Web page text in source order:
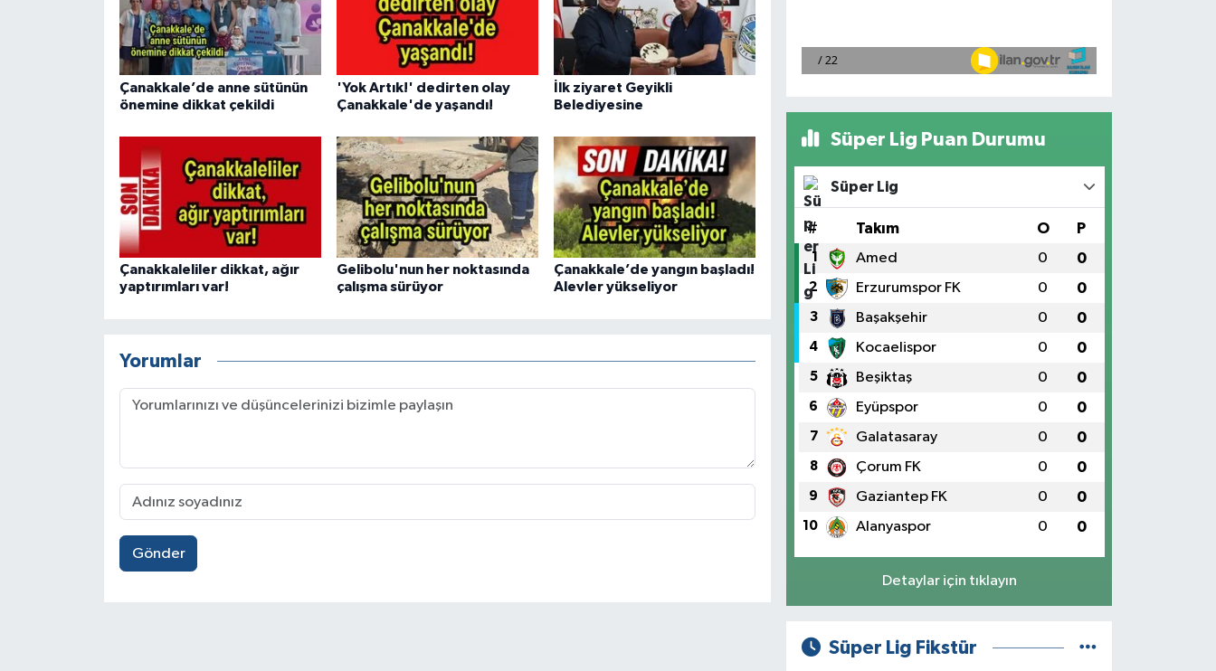
Çanakkale’de anne sütünün
önemine dikkat çekildi
'Yok Artık!' dedirten olay
Çanakkale'de yaşandı!
İlk ziyaret Geyikli
Belediyesine
Çanakkaleliler dikkat, ağır
yaptırımları var!
Gelibolu'nun her noktasında
çalışma sürüyor
Çanakkale’de yangın başladı!
Alevler yükseliyor
Yorumlar
Gönder
Süper Lig Puan Durumu
Süper Lig
# Takım O P
1 Amed 0 0
2 Erzurumspor FK 0 0
3 Başakşehir 0 0
4 Kocaelispor 0 0
5 Beşiktaş 0 0
6 Eyüpspor 0 0
7 Galatasaray 0 0
8 Çorum FK 0 0
9 Gaziantep FK 0 0
10 Alanyaspor 0 0
Detaylar için tıklayın
Süper Lig Fikstür